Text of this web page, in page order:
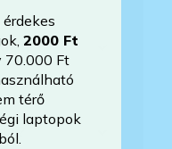
a
2000 Ft
70.000 Ft
térő
laptopok